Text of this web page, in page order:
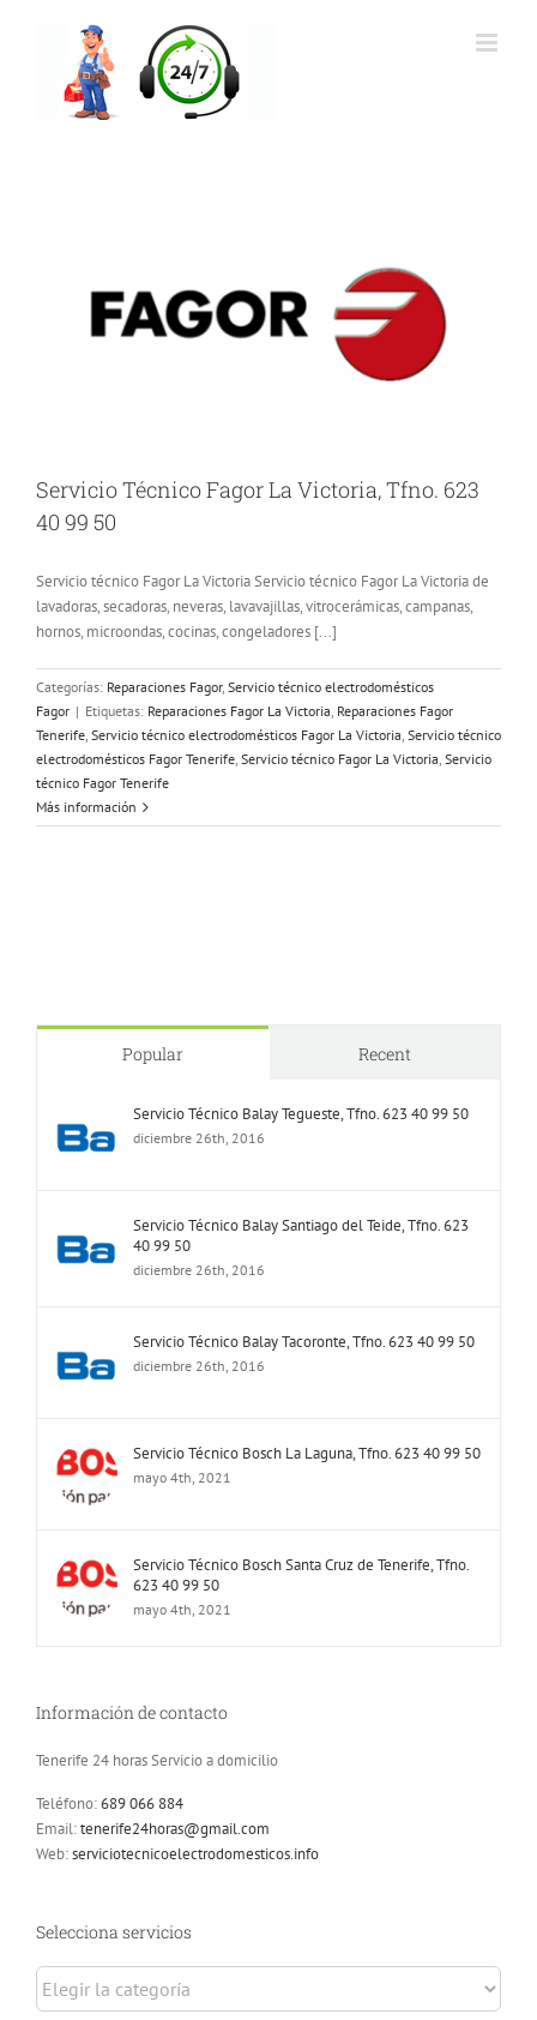
Servicio Técnico Fagor La Victoria, Tfno. 623
40 99 50
Servicio técnico Fagor La Victoria Servicio técnico Fagor La Victoria de
lavadoras, secadoras, neveras, lavavajillas, vitrocerámicas, campanas,
hornos, microondas, cocinas, congeladores [...]
Categorías: Reparaciones Fagor, Servicio técnico electrodomésticos
Fagor | Etiquetas: Reparaciones Fagor La Victoria, Reparaciones Fagor
Tenerife, Servicio técnico electrodomésticos Fagor La Victoria, Servicio técnico
electrodomésticos Fagor Tenerife, Servicio técnico Fagor La Victoria, Servicio
técnico Fagor Tenerife
Más información
Popular Recent
Servicio Técnico Balay Tegueste, Tfno. 623 40 99 50
diciembre 26th, 2016
Servicio Técnico Balay Santiago del Teide, Tfno. 623
40 99 50
diciembre 26th, 2016
Servicio Técnico Balay Tacoronte, Tfno. 623 40 99 50
diciembre 26th, 2016
Servicio Técnico Bosch La Laguna, Tfno. 623 40 99 50
mayo 4th, 2021
Servicio Técnico Bosch Santa Cruz de Tenerife, Tfno.
623 40 99 50
mayo 4th, 2021
Información de contacto
Tenerife 24 horas Servicio a domicilio
Teléfono:689 066 884
Email:tenerife24horas@gmail.com
Web:serviciotecnicoelectrodomesticos.info
Selecciona servicios
Selecciona
servicios